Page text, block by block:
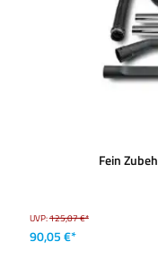
Fein
UVP:125,07 €*
90,05 €*